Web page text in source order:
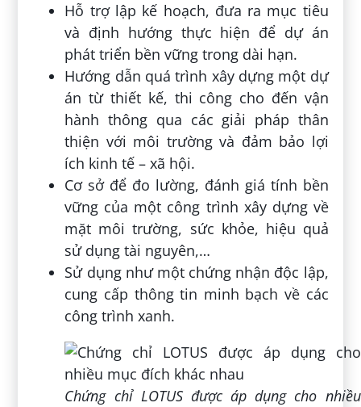
Hỗ trợ lập kế hoạch, đưa ra mục tiêu
và định hướng thực hiện để dự án
phát triển bền vững trong dài hạn.
Hướng dẫn quá trình xây dựng một dự
án từ thiết kế, thi công cho đến vận
hành thông qua các giải pháp thân
thiện với môi trường và đảm bảo lợi
ích kinh tế – xã hội.
Cơ sở để đo lường, đánh giá tính bền
vững của một công trình xây dựng về
mặt môi trường, sức khỏe, hiệu quả
sử dụng tài nguyên,…
Sử dụng như một chứng nhận độc lập,
cung cấp thông tin minh bạch về các
công trình xanh.
Chứng chỉ LOTUS được áp dụng cho nhiều